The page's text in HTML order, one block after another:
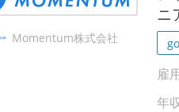
Momentum株式会社
ニ
go
雇
年